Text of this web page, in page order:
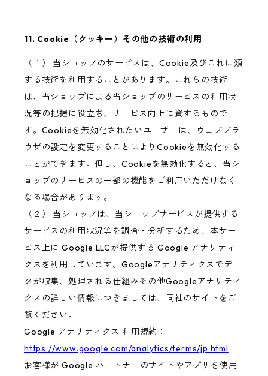
11. Cookie（クッキー）その他の技術の利用
（１） 当ショップのサービスは、Cookie及びこれに類
する技術を利用することがあります。これらの技術
は、当ショップによる当ショップのサービスの利用状
況等の把握に役立ち、サービス向上に資するもので
す。Cookieを無効化されたいユーザーは、ウェブブラ
ウザの設定を変更することによりCookieを無効化する
ことができます。但し、Cookieを無効化すると、当シ
ョップのサービスの一部の機能をご利用いただけなく
なる場合があります。
（２） 当ショップは、当ショップサービスが提供する
サービスの利用状況等を調査・分析するため、本サー
ビス上に Google LLCが提供する Google アナリティ
クスを利用しています。Googleアナリティクスでデー
タが収集、処理される仕組みその他Googleアナリティ
クスの詳しい情報につきましては、同社のサイトをご
覧ください。
Google アナリティクス 利用規約：
https://www.google.com/analytics/terms/jp.html
お客様が Google パートナーのサイトやアプリを使用